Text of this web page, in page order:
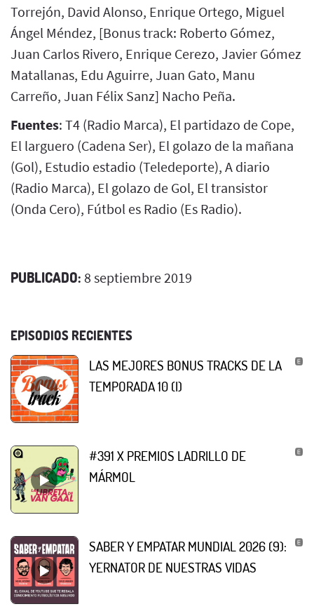
Torrejón, David Alonso, Enrique Ortego, Miguel
Ángel Méndez, [Bonus track: Roberto Gómez,
Juan Carlos Rivero, Enrique Cerezo, Javier Gómez
Matallanas, Edu Aguirre, Juan Gato, Manu
Carreño, Juan Félix Sanz] Nacho Peña.
Fuentes: T4 (Radio Marca), El partidazo de Cope,
El larguero (Cadena Ser), El golazo de la mañana
(Gol), Estudio estadio (Teledeporte), A diario
(Radio Marca), El golazo de Gol, El transistor
(Onda Cero), Fútbol es Radio (Es Radio).
PUBLICADO: 8 septiembre 2019
EPISODIOS RECIENTES
LAS MEJORES BONUS TRACKS DE LA
TEMPORADA 10 (I)
#391 X PREMIOS LADRILLO DE
MÁRMOL
SABER Y EMPATAR MUNDIAL 2026 (9):
YERNATOR DE NUESTRAS VIDAS